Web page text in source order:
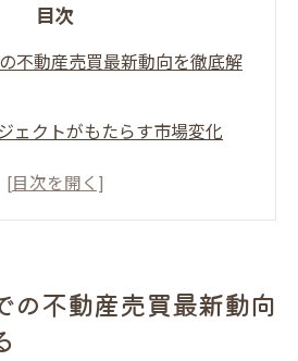
目次
不動産売買最新動向を徹底解
ェクトがもたらす市場変化
まりとその背景
向とその要因
阪市での不動産売買戦略とは
の不動産売買最新動向